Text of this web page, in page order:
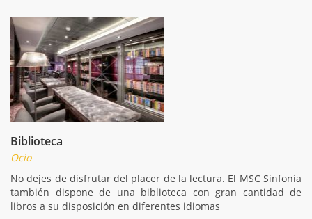
Biblioteca
Ocio
No dejes de disfrutar del placer de la lectura. El MSC Sinfonía
también dispone de una biblioteca con gran cantidad de
libros a su disposición en diferentes idiomas